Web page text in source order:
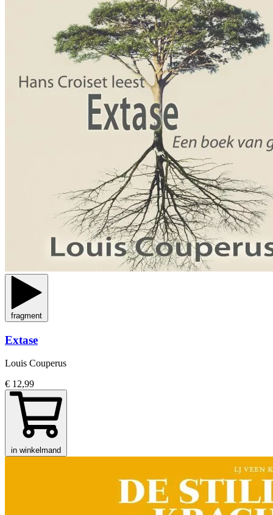
fragment
Extase
Louis Couperus
€ 12,99
in winkelmand